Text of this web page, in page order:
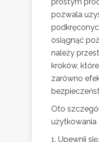
pozwala
osiągnąć
należy
kroków,
zarówno
Oto
użytkowania
Upewnij